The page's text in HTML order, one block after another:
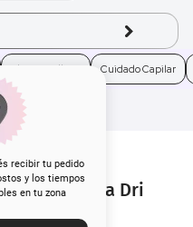
recibir tu pedido
y los tiempos
en tu zona
Electro Belleza Cuidado Capilar
Hansen Insta Dri
x 9,7 ml